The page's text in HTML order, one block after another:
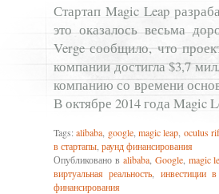
Стартап Magic Leap
это оказалось весьма
Verge сообщило, что
компании достигла $3,7
компанию со времени
В октябре 2014 года Magic
Tags:alibaba google,magic leap oculus
в стартапы раунд финансирования
Опубликовано в alibaba, Google, magic
виртуальная реальность
инвестиции
финансирования